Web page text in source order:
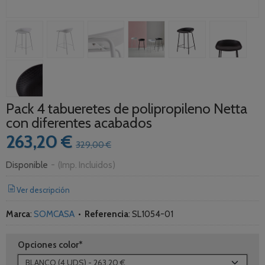
Pack 4 tabueretes de polipropileno Netta
con diferentes acabados
263,20 € 329,00 €
Disponible - (Imp. Incluidos)
Ver descripción
Marca: SOMCASA • Referencia: SL1054-01
Opciones color*